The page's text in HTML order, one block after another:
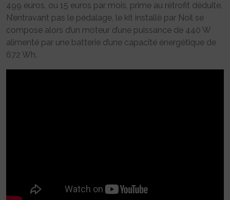
499 euros, ou 15 euros par mois, prime au rétrofit déduite.
N’entravant pas le pédalage, le kit installé par Noil se
compose alors d’un moteur d’une puissance de 440 W
alimenté par une batterie d’une capacité énergétique de
672 Wh.